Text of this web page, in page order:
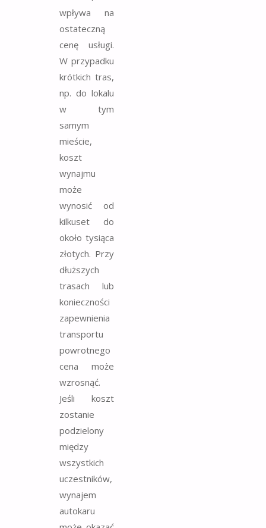
wpływa na
ostateczną
cenę usługi.
W przypadku
krótkich tras,
np. do lokalu
w tym
samym
mieście,
koszt
wynajmu
może
wynosić od
kilkuset do
około tysiąca
złotych. Przy
dłuższych
trasach lub
konieczności
zapewnienia
transportu
powrotnego
cena może
wzrosnąć.
Jeśli koszt
zostanie
podzielony
między
wszystkich
uczestników,
wynajem
autokaru